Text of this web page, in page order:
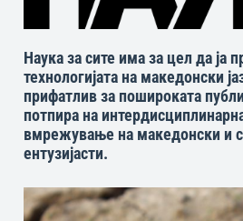
Наука за сите има за цел да ја
технологијата на македонски
прифатлив за пошироката
потпира на
вмрежување на македонски и
ентузијасти.